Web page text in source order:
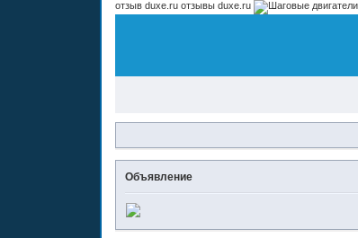
отзыв duxe.ru отзывы duxe.ru
Объявление